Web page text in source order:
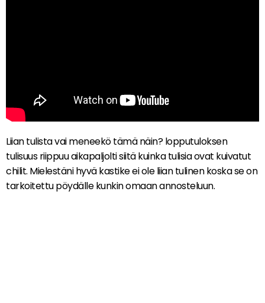
Liian tulista vai meneekö tämä näin? lopputuloksen
tulisuus riippuu aikapaljolti siitä kuinka tulisia ovat kuivatut
chilit. Mielestäni hyvä kastike ei ole liian tulinen koska se on
tarkoitettu pöydälle kunkin omaan annosteluun.